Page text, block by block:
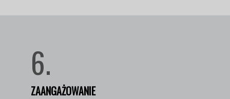
6.
ZAANGAŻOWANIE